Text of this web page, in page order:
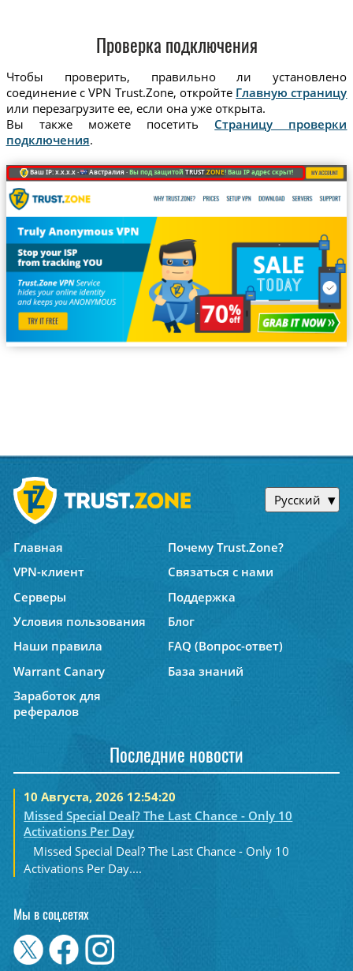
Проверка подключения
Чтобы проверить, правильно ли установлено
соединение с VPN Trust.Zone, откройте Главную страницу
или перезагрузите ее, если она уже открыта.
Вы также можете посетить Страницу проверки
подключения.
Ваш IP: x.x.x.x · Австралия ·Вы под защитойTRUST.ZONE! Ваш IP адрес скрыт!
Русский
Главная
Почему Trust.Zone?
VPN-клиент
Связаться с нами
Серверы
Поддержка
Условия пользования
Блог
Наши правила
FAQ (Вопрос-ответ)
Warrant Canary
База знаний
Заработок для
рефералов
Последние новости
10 Августа, 2026 12:54:20
Missed Special Deal? The Last Chance - Only 10
Activations Per Day
Missed Special Deal? The Last Chance - Only 10
Activations Per Day....
Мы в соц.сетях